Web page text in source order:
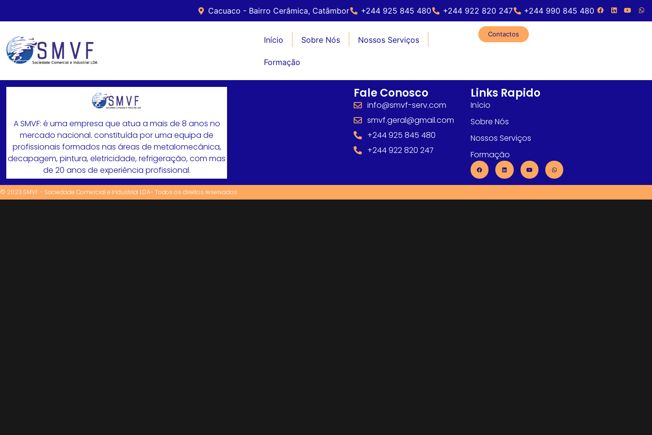
Cacuaco - Bairro Cerâmica, Catâmbor +244 925 845 480 +244 922 820 247 +244 990 845 480
Contactos
Início Sobre Nós Nossos Serviços
Formação
A SMVF: é uma empresa que atua a mais de 8 anos no
mercado nacional. constituída por uma equipa de
profissionais formados nas áreas de metalomecânica,
decapagem, pintura, eletricidade, refrigeração, com mas
de 20 anos de experiência profissional.
Fale Conosco
info@smvf-serv.com
smvf.geral@gmail.com
+244 925 845 480
+244 922 820 247
Links Rapido
Início
Sobre Nós
Nossos Serviços
Formação
© 2023 SMVF - Sociedade Comercial e Industrial LDA- Todos os direitos reservados